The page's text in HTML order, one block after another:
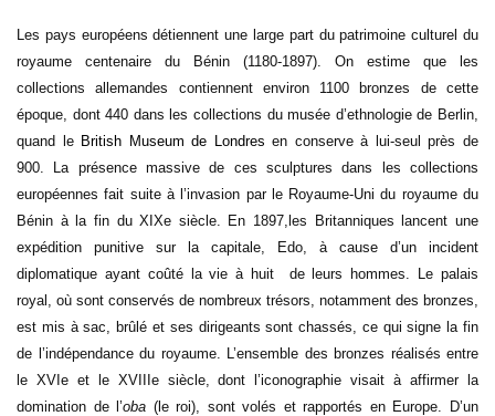
Les pays européens détiennent une large part du patrimoine culturel du
royaume centenaire du Bénin (1180-1897). On estime que les
collections allemandes contiennent environ 1100 bronzes de cette
époque, dont 440 dans les collections du musée d’ethnologie de Berlin,
quand le British Museum de Londres en conserve à lui-seul près de
900. La présence massive de ces sculptures dans les collections
européennes fait suite à l’invasion par le Royaume-Uni du royaume du
Bénin à la fin du XIXe siècle. En 1897,les Britanniques lancent une
expédition punitive sur la capitale, Edo, à cause d’un incident
diplomatique ayant coûté la vie à huit de leurs hommes. Le palais
royal, où sont conservés de nombreux trésors, notamment des bronzes,
est mis à sac, brûlé et ses dirigeants sont chassés, ce qui signe la fin
de l’indépendance du royaume. L’ensemble des bronzes réalisés entre
le XVIe et le XVIIIe siècle, dont l’iconographie visait à affirmer la
domination de l’oba (le roi), sont volés et rapportés en Europe. D’un